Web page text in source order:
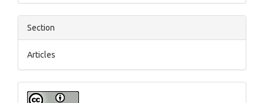
Section
Articles